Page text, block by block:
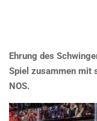
Ehrung des
Spiel zusammen mit
NOS.